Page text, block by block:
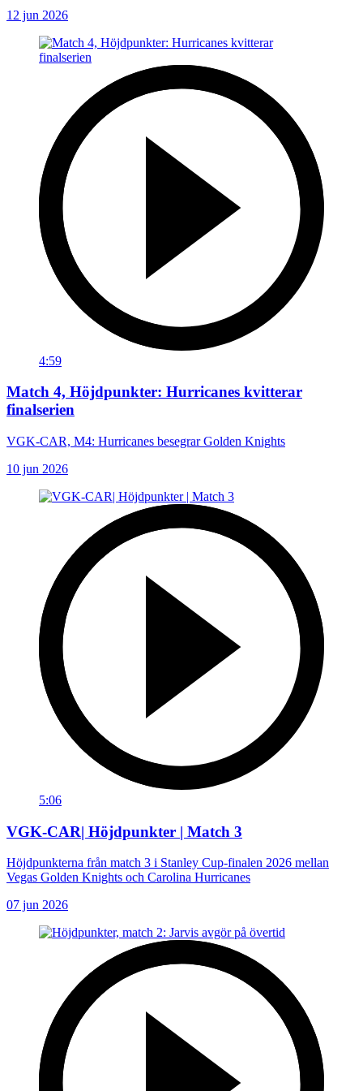
12 jun 2026
4:59
Match 4, Höjdpunkter: Hurricanes kvitterar
finalserien
VGK-CAR, M4: Hurricanes besegrar Golden Knights
10 jun 2026
5:06
VGK-CAR| Höjdpunkter | Match 3
Höjdpunkterna från match 3 i Stanley Cup-finalen 2026 mellan
Vegas Golden Knights och Carolina Hurricanes
07 jun 2026